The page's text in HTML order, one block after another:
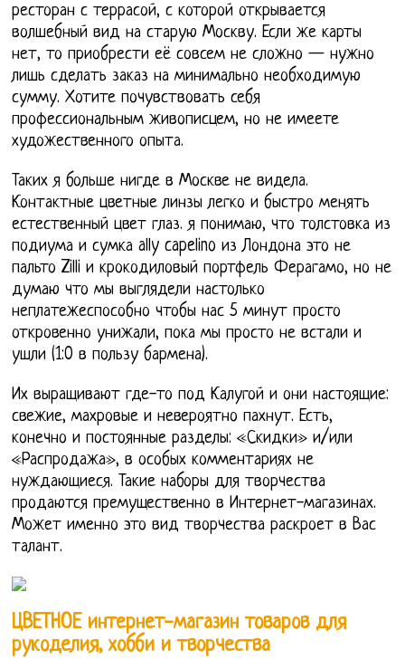
ресторан с террасой, с которой открывается
волшебный вид на старую Москву. Если же карты
нет, то приобрести её совсем не сложно — нужно
лишь сделать заказ на минимально необходимую
сумму. Хотите почувствовать себя
профессиональным живописцем, но не имеете
художественного опыта.
Таких я больше нигде в Москве не видела.
Контактные цветные линзы легко и быстро менять
естественный цвет глаз. я понимаю, что толстовка из
подиума и сумка ally capelino из Лондона это не
пальто Zilli и крокодиловый портфель Ферагамо, но не
думаю что мы выглядели настолько
неплатежеспособно чтобы нас 5 минут просто
откровенно унижали, пока мы просто не встали и
ушли (1:0 в пользу бармена).
Их выращивают где-то под Калугой и они настоящие:
свежие, махровые и невероятно пахнут. Есть,
конечно и постоянные разделы: «Скидки» и/или
«Распродажа», в особых комментариях не
нуждающиеся. Такие наборы для творчества
продаются премущественно в Интернет-магазинах.
Может именно это вид творчества раскроет в Вас
талант.
ЦВЕТНОЕ интернет-магазин товаров для
рукоделия, хобби и творчества